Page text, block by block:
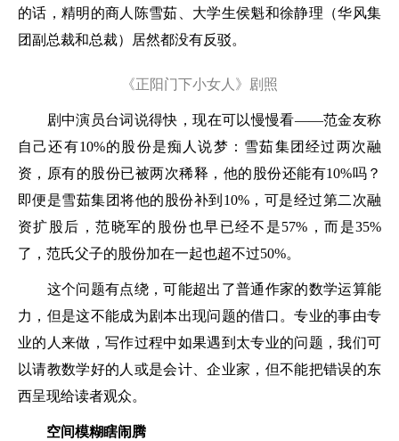
的话，精明的商人陈雪茹、大学生侯魁和徐静理（华风集
团副总裁和总裁）居然都没有反驳。
《正阳门下小女人》剧照
剧中演员台词说得快，现在可以慢慢看——范金友称
自己还有10%的股份是痴人说梦：雪茹集团经过两次融
资，原有的股份已被两次稀释，他的股份还能有10%吗？
即便是雪茹集团将他的股份补到10%，可是经过第二次融
资扩股后，范晓军的股份也早已经不是57%，而是35%
了，范氏父子的股份加在一起也超不过50%。
这个问题有点绕，可能超出了普通作家的数学运算能
力，但是这不能成为剧本出现问题的借口。专业的事由专
业的人来做，写作过程中如果遇到太专业的问题，我们可
以请教数学好的人或是会计、企业家，但不能把错误的东
西呈现给读者观众。
空间模糊瞎闹腾